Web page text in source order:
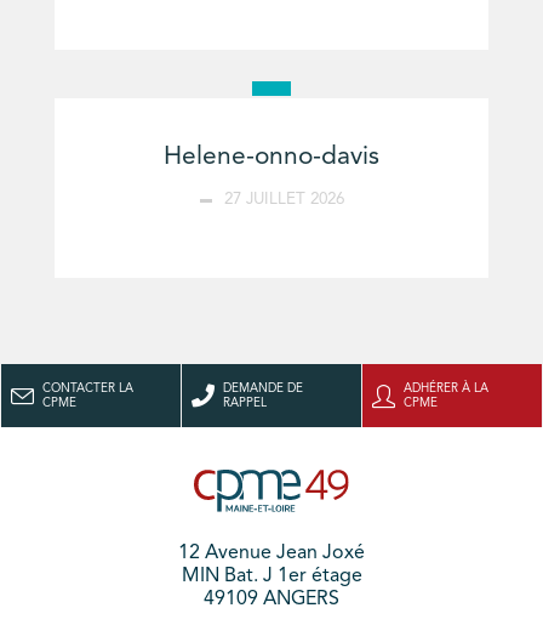
Helene-onno-davis
27 JUILLET 2026
CONTACTER LA
CPME
DEMANDE DE
RAPPEL
ADHÉRER À LA
CPME
12 Avenue Jean Joxé
MIN Bat. J 1er étage
49109 ANGERS